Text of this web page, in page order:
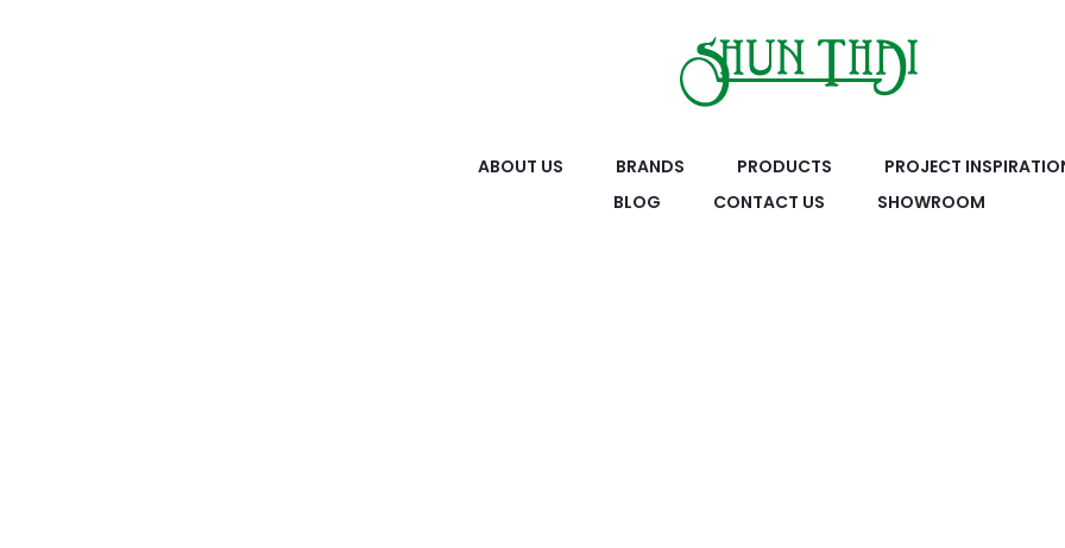
ABOUT US BRANDS PRODUCTS
PROJECT
BLOG
CONTACT US SHOWROOM